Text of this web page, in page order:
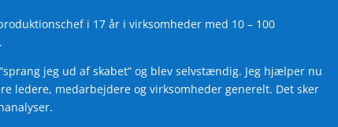
i 17 år i virksomheder med 10 – 100
jeg ud af skabet” og blev selvstændig. Jeg hjælper nu
ledere, medarbejdere og virksomheder generelt. Det sker